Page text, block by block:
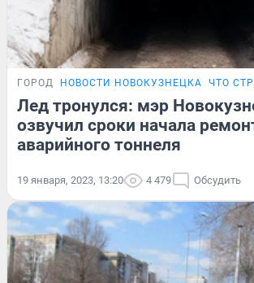
ГОРОД НОВОСТИ НОВОКУЗНЕЦКА ЧТО
Лед тронулся: мэр
озвучил сроки начала
аварийного тоннеля
19 января, 2023, 13:20 4 479 Обсудить